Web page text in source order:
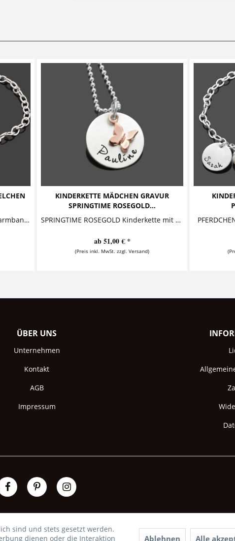
SCHUTZENGELCHEN HERZ Kinderarmband mit Gravur Dieses süße Kinderarmband besteht aus zwei Anhängern, auf die ein Name und ein Schutzengelchen geprägt...
KINDERKETTE MÄDCHEN GRAVUR
SPRINGTIME ROSEGOLD...
SPRINGTIME ROSEGOLD Kinderkette mit Schmetterling Diese süße Kette für Mädchen lässt Kinderherzen höherschlagen. Der personalisierte Namensanhänger wird ergänzt durch einen zauberhaften,...
ab 51,00 € *
(Preis inkl. MwSt. zzgl. Versand)
ÜBER UNS
Unternehmen
Kontakt
AGB
Impressum
sind und stets gesetzt werden.
dienen oder die Interaktion
Ablehnen Alle